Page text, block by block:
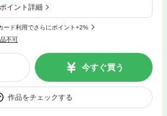
ポイント詳細
ード利用でさらにポイント+2%
不可
今すぐ買う
作品をチェックする